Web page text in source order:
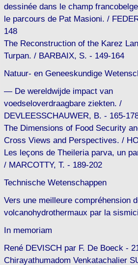
dessinée dans le champ
le parcours de Pat Masioni. /
148
The Reconstruction of the Karez
Turpan. / BARBAIX, S. - 149-164
Natuur- en Geneeskundige
— De wereldwijde impact van
voedseloverdraagbare ziekten. /
DEVLEESSCHAUWER, B. - 165-
The Dimensions of Food Security
Cross Views and Perspectives. /
Les leçons de Theileria parva, un
/ MARCOTTY, T. - 189-202
Technische Wetenschappen
Vers une meilleure compréhension
volcanohydrothermaux par la
In memoriam
René DEVISCH par F. De Boeck -
Chirayathumadom Venkatachalier